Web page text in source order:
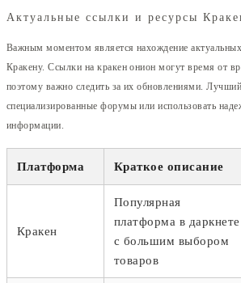
Актуальные ссылки и ресурсы
Важным моментом является нахождение
Кракену. Ссылки на кракен онион могут время от
поэтому важно следить за их обновлениями.
специализированные форумы или использовать
информации.
Платформа Краткое описание
Кракен
Популярная
платформа в даркнете
с большим выбором
товаров